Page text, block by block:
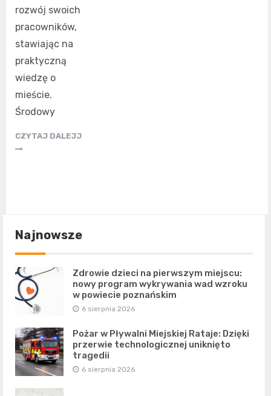
rozwój swoich
pracowników,
stawiając na
praktyczną
wiedzę o
mieście.
Środowy
CZYTAJ DALEJJ
Najnowsze
Zdrowie dzieci na pierwszym miejscu:
nowy program wykrywania wad wzroku
w powiecie poznańskim
6 sierpnia 2026
Pożar w Pływalni Miejskiej Rataje: Dzięki
przerwie technologicznej uniknięto
tragedii
6 sierpnia 2026